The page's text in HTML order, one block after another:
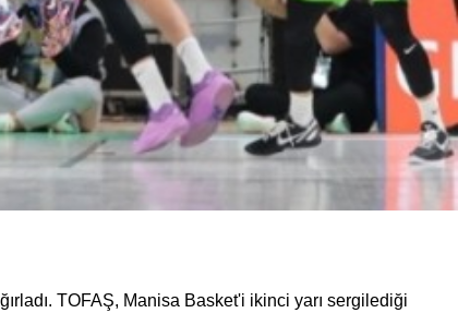
TOFAŞ, Manisa Basket'i ikinci yarı sergilediği